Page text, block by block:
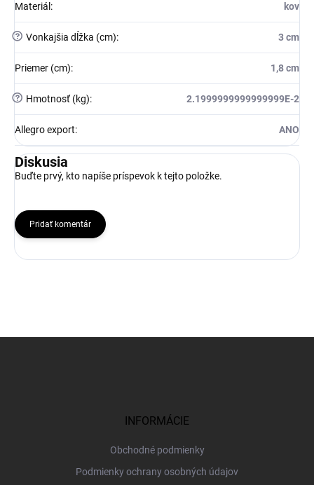
Materiál : kov
? Vonkajšia dĺžka (cm): 3 cm
Priemer (cm): 1,8 cm
? Hmotnosť (kg): 2.1999999999999999E-2
Allegro export: ANO
Diskusia
Buďte prvý, kto napíše príspevok k tejto položke.
Pridať komentár
INFORMÁCIE
Obchodné podmienky
Podmienky ochrany osobných údajov